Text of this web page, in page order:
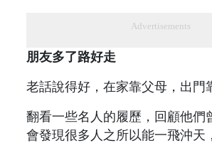
Advertisements
朋友多了路好走
老話說得好，在家靠父母，出門
翻看一些名人的履歷，回顧他們
會發現很多人之所以能一飛沖天